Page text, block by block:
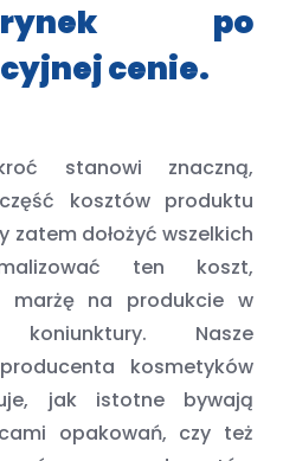
po
cenie.
stanowi znaczną,
kosztów produktu
zatem dołożyć wszelkich
ten koszt,
marżę na produkcie w
Nasze
kosmetyków
jak istotne bywają
opakowań, czy też